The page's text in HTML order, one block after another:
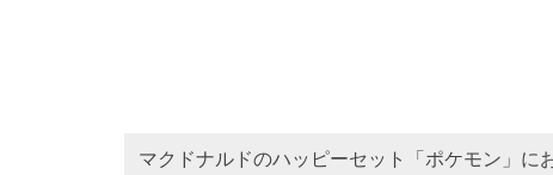
マクドナルドのハッピーセット「ポケモン」に